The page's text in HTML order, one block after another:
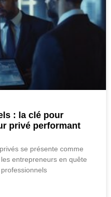
: la clé pour
privé performant
se présente comme
entrepreneurs en quête